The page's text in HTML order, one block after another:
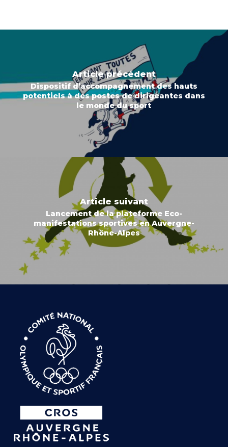
Article précédent
Dispositif d’accompagnement des hauts
potentiels à des postes de dirigeantes dans
le monde du sport
Article suivant
Lancement de la plateforme Eco-
manifestations sportives en Auvergne-
Rhône-Alpes